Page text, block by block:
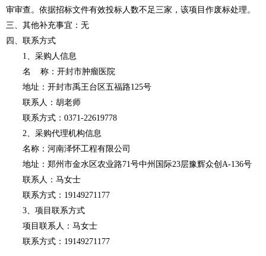
审审查。依据招标文件有效投标人数不足三家，该项目作废标处理。
三、其他补充事宜：无
四、联系方式
1、采购人信息
名
称：开封市肿瘤医院
地址：开封市禹王台区五福路125号
联系人：胡老师
联系方式： 0371-22619778
2、采购代理机构信息
名称：河南泽怀工程有限公司
地址：郑州市金水区农业路71号中州国际23层豫辉众创A-136号
联系人：马女士
联系方式： 19149271177
3、项目联系方式
项目联系人：马女士
联系方式： 19149271177